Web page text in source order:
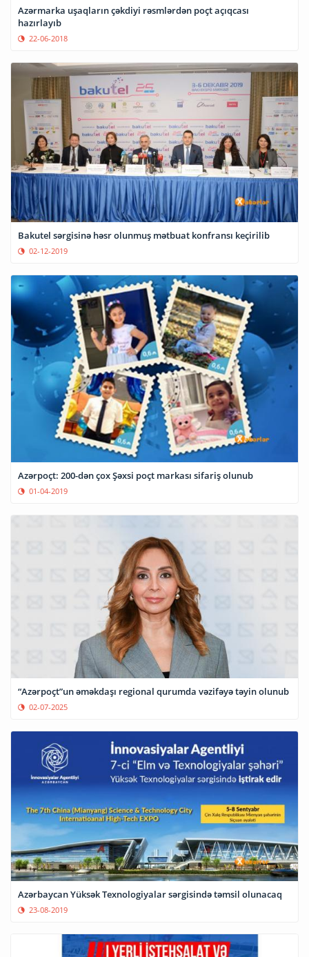
Azərmarka uşaqların çəkdiyi rəsmlərdən poçt açıqcası
hazırlayıb
22-06-2018
Bakutel sərgisinə həsr olunmuş mətbuat konfransı keçirilib
02-12-2019
Azərpoçt: 200-dən çox Şəxsi poçt markası sifariş olunub
01-04-2019
“Azərpoçt”un əməkdaşı regional qurumda vəzifəyə təyin olunub
02-07-2025
Azərbaycan Yüksək Texnologiyalar sərgisində təmsil olunacaq
23-08-2019